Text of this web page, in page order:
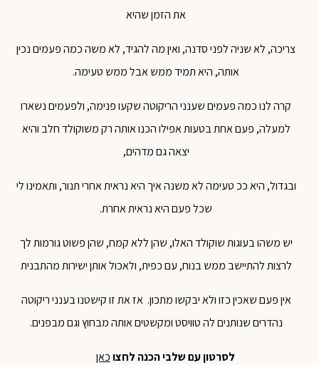
את הזמן שהיא
צריכה, לא שניה לפני סדנה, ואין מה להגיד, לא משה כמה פעמים נכין
אותה, היא תמיד ממש אבל ממש טעימה.
קרה לנו כמה פעמים שענני הריקוטה שקעו פנימה, ולפעמים נשארו
למעלה, פעם אחת בטעות אפילו הכנו אותה רק משוקולד חלב והיא
יצאה גם מדהים,
ובגדול, היא ככ טעימה לא משנה איך היא נראית אחרי תנור, ותאמינו לי
שכל פעם היא נראית אחרת.
יש משהו בעוגות שוקולד האלו, שהן ללא קמח, שהן פשוט גורמות לך
לרצות להתיישב ממש בנוח, עם כפית, ולאכול אותן ישירות מהתבנית
אין פעם שאכין כזו ולא יבקשו מתכון. אז את זו קישטנו בענני ריקוטה
נהדרים שנותנים לה טוויסט ומקשטים אותה מבחוץ וגם מבפנים.
לסרטון עם שלבי הכנה לחצוכאן